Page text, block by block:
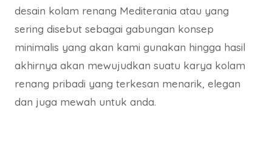
desain kolam renang Mediterania atau yang
sering disebut sebagai gabungan konsep
minimalis yang akan kami gunakan hingga hasil
akhirnya akan mewujudkan suatu karya kolam
renang pribadi yang terkesan menarik, elegan
dan juga mewah untuk anda.